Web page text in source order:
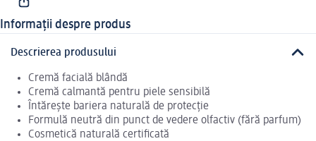
Informații despre produs
Descrierea produsului
Cremă facială blândă
Cremă calmantă pentru piele sensibilă
Întărește bariera naturală de protecție
Formulă neutră din punct de vedere olfactiv (fără parfum)
Cosmetică naturală certificată